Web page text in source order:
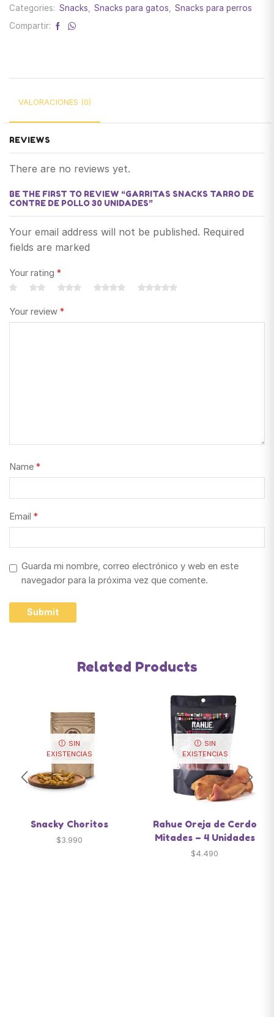
Categories: Snacks, Snacks para gatos, Snacks para perros
Compartir:
VALORACIONES (0)
REVIEWS
There are no reviews yet.
BE THE FIRST TO REVIEW “GARRITAS SNACKS TARRO DE
CONTRE DE POLLO 30 UNIDADES”
Your email address will not be published. Required
fields are marked
Your rating *
Your review *
Name *
Email *
Guarda mi nombre, correo electrónico y web en este
navegador para la próxima vez que comente.
Related Products
SIN
EXISTENCIAS
Snacky Choritos
$3.990
SIN
EXISTENCIAS
Rahue Oreja de Cerdo
Mitades – 4 Unidades
$4.490